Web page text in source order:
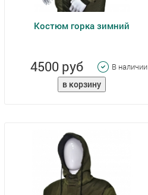
Костюм горка зимний
4500 руб В наличии